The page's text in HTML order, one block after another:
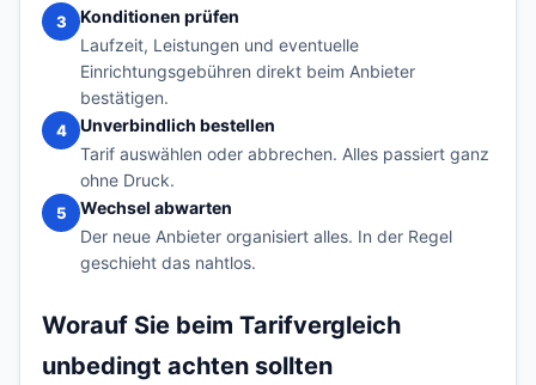
3
Konditionen prüfen
Laufzeit, Leistungen und eventuelle
Einrichtungsgebühren direkt beim Anbieter
bestätigen.
4
Unverbindlich bestellen
Tarif auswählen oder abbrechen. Alles passiert ganz
ohne Druck.
5
Wechsel abwarten
Der neue Anbieter organisiert alles. In der Regel
geschieht das nahtlos.
Worauf Sie beim Tarifvergleich
unbedingt achten sollten